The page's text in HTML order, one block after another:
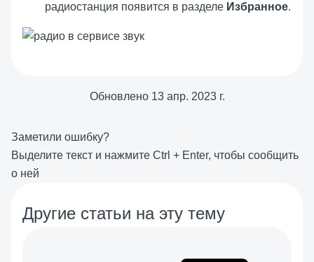
радиостанция появится в разделе Избранное.
Обновлено 13 апр. 2023 г.
Заметили ошибку?
Выделите текст и нажмите Ctrl + Enter, чтобы сообщить
о ней
Другие статьи на эту тему